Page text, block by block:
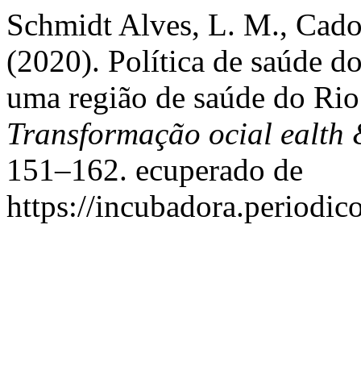
Schmidt Alves, L. M.,
(2020). Política de saúde
uma região de saúde do
Transformação ocial ealth
151–162. ecuperado de
https://